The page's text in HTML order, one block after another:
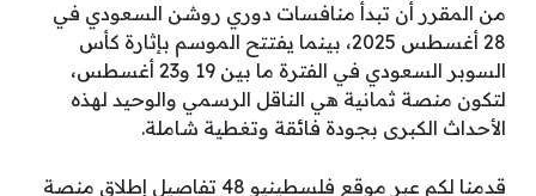
من المقرر أن تبدأ منافسات دوري روشن السعودي في
28 أغسطس 2025، بينما يفتتح الموسم بإثارة كأس
السوبر السعودي في الفترة ما بين 19 و23 أغسطس،
لتكون منصة ثمانية هي الناقل الرسمي والوحيد لهذه
الأحداث الكبرى بجودة فائقة وتغطية شاملة.
قدمنا لكم عبر موقع فلسطينيو 48 تفاصيل إطلاق منصة